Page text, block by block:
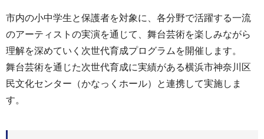
市内の小中学生と保護者を対象に、各分野で活躍する一流
のアーティストの実演を通じて、舞台芸術を楽しみながら
理解を深めていく次世代育成プログラムを開催します。
舞台芸術を通じた次世代育成に実績がある横浜市神奈川区
民文化センター（かなっくホール）と連携して実施しま
す。